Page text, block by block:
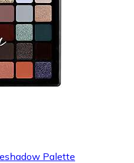
Palette